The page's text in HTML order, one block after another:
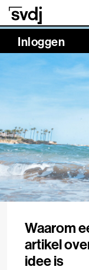
Naar hoofdinhoud
Inloggen
NaN%
Waarom
artikel
idee is